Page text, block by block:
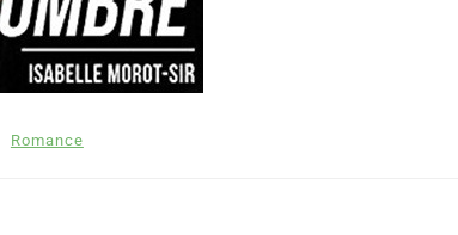
Romance